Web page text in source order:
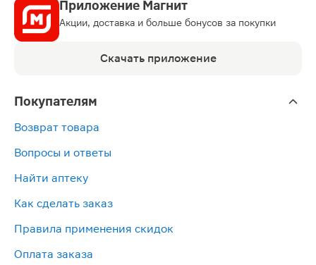
Приложение Магнит
Акции, доставка и больше бонусов за покупки
Скачать приложение
Покупателям
Возврат товара
Вопросы и ответы
Найти аптеку
Как сделать заказ
Правила применения скидок
Оплата заказа